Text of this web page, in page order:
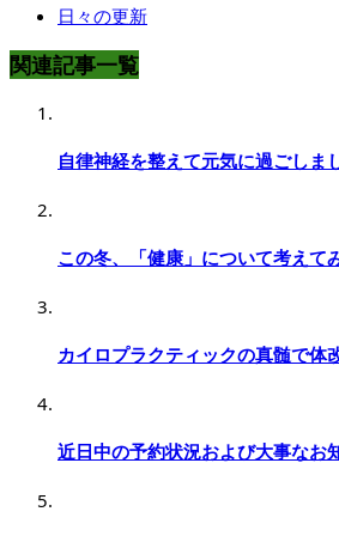
日々の更新
関連記事一覧
自律神経を整えて元気に過ごしま
この冬、「健康」について考えて
カイロプラクティックの真髄で体
近日中の予約状況および大事なお